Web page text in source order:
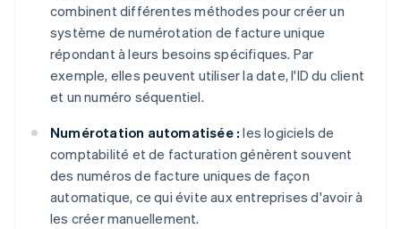
combinent différentes méthodes pour créer un
système de numérotation de facture unique
répondant à leurs besoins spécifiques. Par
exemple, elles peuvent utiliser la date, l'ID du client
et un numéro séquentiel.
Numérotation automatisée : les logiciels de
comptabilité et de facturation génèrent souvent
des numéros de facture uniques de façon
automatique, ce qui évite aux entreprises d'avoir à
les créer manuellement.